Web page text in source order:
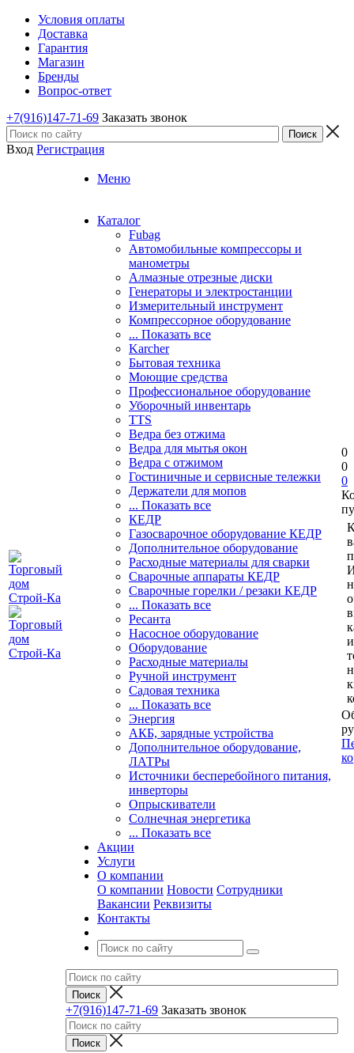
Условия оплаты
Доставка
Гарантия
Магазин
Бренды
Вопрос-ответ
+7(916)147-71-69 Заказать звонок
Вход Регистрация
Меню
Каталог
Fubag
Автомобильные компрессоры и
манометры
Алмазные отрезные диски
Генераторы и электростанции
Измерительный инструмент
Компрессорное оборудование
... Показать все
Karcher
Бытовая техника
Моющие средства
Профессиональное оборудование
Уборочный инвентарь
TTS
Ведра без отжима
Ведра для мытья окон
Ведра с отжимом
Гостиничные и сервисные тележки
Держатели для мопов
... Показать все
КЕДР
Газосварочное оборудование КЕДР
Дополнительное оборудование
Расходные материалы для сварки
Сварочные аппараты КЕДР
Сварочные горелки / резаки КЕДР
... Показать все
Ресанта
Насосное оборудование
Оборудование
Расходные материалы
Ручной инструмент
Садовая техника
... Показать все
Энергия
АКБ, зарядные устройства
Дополнительное оборудование,
ЛАТРы
Источники бесперебойного питания,
инверторы
Опрыскиватели
Солнечная энергетика
... Показать все
Акции
Услуги
О компании
О компании Новости Сотрудники
Вакансии Реквизиты
Контакты
+7(916)147-71-69 Заказать звонок
0
0
0